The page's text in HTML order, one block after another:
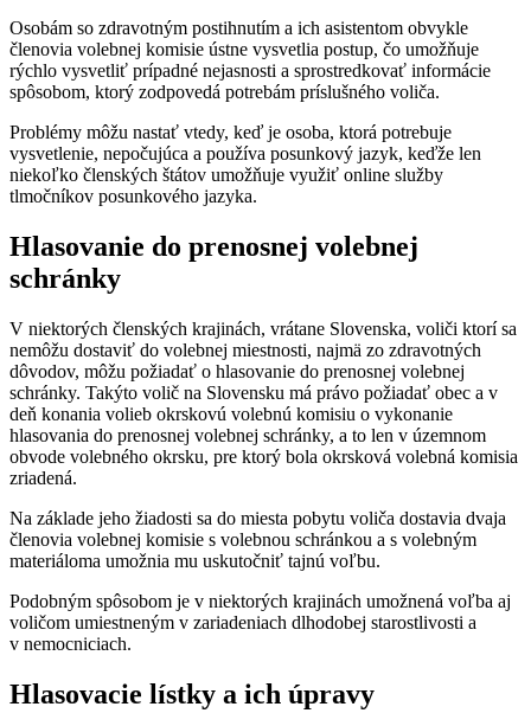
Osobám so zdravotným postihnutím a ich asistentom obvykle
členovia volebnej komisie ústne vysvetlia postup, čo umožňuje
rýchlo vysvetliť prípadné nejasnosti a sprostredkovať informácie
spôsobom, ktorý zodpovedá potrebám príslušného voliča.
Problémy môžu nastať vtedy, keď je osoba, ktorá potrebuje
vysvetlenie, nepočujúca a používa posunkový jazyk, keďže len
niekoľko členských štátov umožňuje využiť online služby
tlmočníkov posunkového jazyka.
Hlasovanie do prenosnej volebnej
schránky
V niektorých členských krajinách, vrátane Slovenska, voliči ktorí sa
nemôžu dostaviť do volebnej miestnosti, najmä zo zdravotných
dôvodov, môžu požiadať o hlasovanie do prenosnej volebnej
schránky. Takýto volič na Slovensku má právo požiadať obec a v
deň konania volieb okrskovú volebnú komisiu o vykonanie
hlasovania do prenosnej volebnej schránky, a to len v územnom
obvode volebného okrsku, pre ktorý bola okrsková volebná komisia
zriadená.
Na základe jeho žiadosti sa do miesta pobytu voliča dostavia dvaja
členovia volebnej komisie s volebnou schránkou a s volebným
materiáloma umožnia mu uskutočniť tajnú voľbu.
Podobným spôsobom je v niektorých krajinách umožnená voľba aj
voličom umiestneným v zariadeniach dlhodobej starostlivosti a
v nemocniciach.
Hlasovacie lístky a ich úpravy